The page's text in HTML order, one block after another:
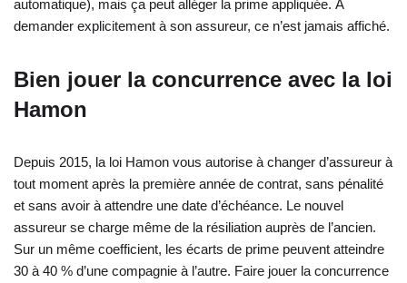
automatique), mais ça peut alléger la prime appliquée. À
demander explicitement à son assureur, ce n’est jamais affiché.
Bien jouer la concurrence avec la loi
Hamon
Depuis 2015, la loi Hamon vous autorise à changer d’assureur à
tout moment après la première année de contrat, sans pénalité
et sans avoir à attendre une date d’échéance. Le nouvel
assureur se charge même de la résiliation auprès de l’ancien.
Sur un même coefficient, les écarts de prime peuvent atteindre
30 à 40 % d’une compagnie à l’autre. Faire jouer la concurrence